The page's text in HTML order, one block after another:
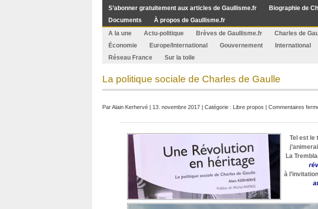
S’abonner gratuitement aux articles de Gaullisme.fr
Biographie de
Documents
À propos de Gaullisme.fr
A la une
Actu-politique Brèves de Gaullisme.fr Charles de
Économie
Europe/International Gouvernement International
Réseau France
Sur la toile
La politique sociale de Charles de Gaulle
ParAlain Kerhervé | 13. novembre 2017 | Catégorie : Libre propos | Commentaires
Tel est le
La
à